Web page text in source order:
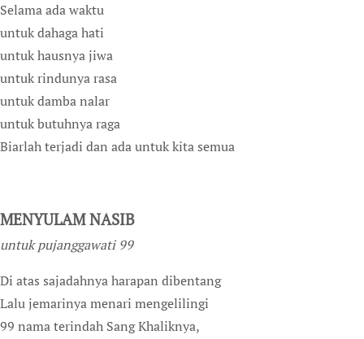
Selama ada waktu
untuk dahaga hati
untuk hausnya jiwa
untuk rindunya rasa
untuk damba nalar
untuk butuhnya raga
Biarlah terjadi dan ada untuk kita semua
MENYULAM NASIB
untuk pujanggawati 99
Di atas sajadahnya harapan dibentang
Lalu jemarinya menari mengelilingi
99 nama terindah Sang Khaliknya,